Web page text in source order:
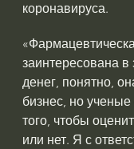
коронавируса.
заинтересована
денег, понятно,
бизнес, но
того, чтобы
или нет. Я с